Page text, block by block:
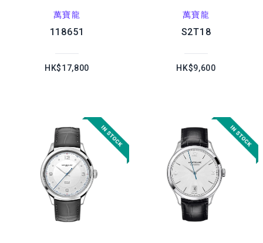
萬寶龍
118651
HK$17,800
萬寶龍
S2T18
HK$9,600